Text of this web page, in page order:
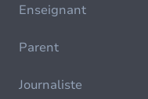
Enseignant
Parent
Journaliste